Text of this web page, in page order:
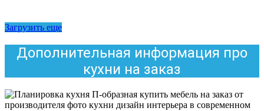
Загрузить еще
Дополнительная информация про
кухни на заказ